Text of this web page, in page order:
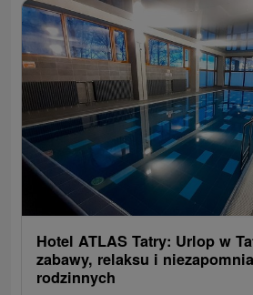
Hotel ATLAS Tatry: Urlop w
zabawy, relaksu i
rodzinnych